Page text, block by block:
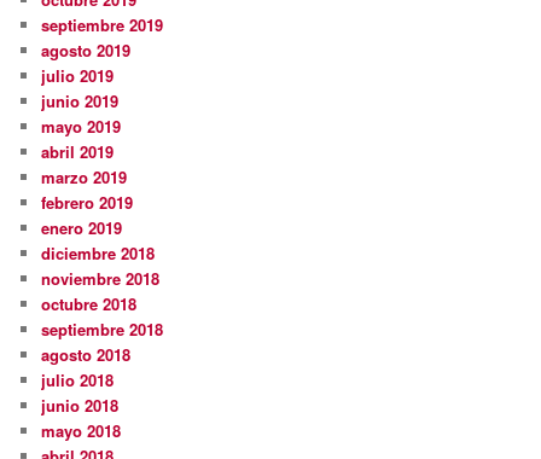
septiembre 2019
agosto 2019
julio 2019
junio 2019
mayo 2019
abril 2019
marzo 2019
febrero 2019
enero 2019
diciembre 2018
noviembre 2018
octubre 2018
septiembre 2018
agosto 2018
julio 2018
junio 2018
mayo 2018